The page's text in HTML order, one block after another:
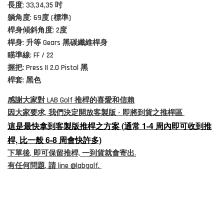
長度: 33,34,35 吋
躺角度: 69度 (標準)
桿身傾斜角度: 2度
桿身: 升等 Gears 黑碳纖維桿身
瞄準線: FF / 22
握把: Press II 2.0 Pistol 黑
桿套: 黑色
感謝大家對 LAB Golf 推桿的喜愛和信賴
因大家要求, 我們決定開放客製版 - 即將到貨之推桿區
這是最快拿到客製版推桿之方案 (通常 1-4 周內即可收到推
桿, 比一般 6-8 周會快許多)
下單後, 即可保留推桿, 一到貨就會寄出.
有任何問題, 請 line @labgolf.